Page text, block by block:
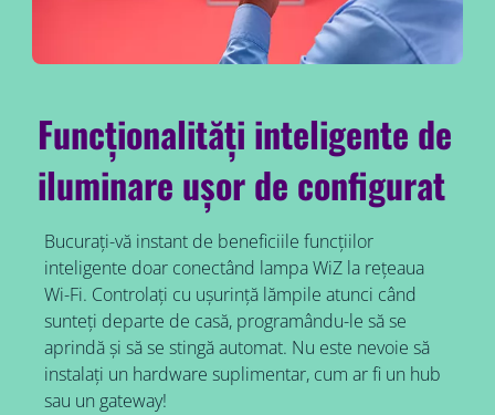
Funcționalități inteligente de
iluminare ușor de configurat
Bucurați-vă instant de beneficiile funcțiilor
inteligente doar conectând lampa WiZ la rețeaua
Wi-Fi. Controlați cu ușurință lămpile atunci când
sunteți departe de casă, programându-le să se
aprindă și să se stingă automat. Nu este nevoie să
instalați un hardware suplimentar, cum ar fi un hub
sau un gateway!